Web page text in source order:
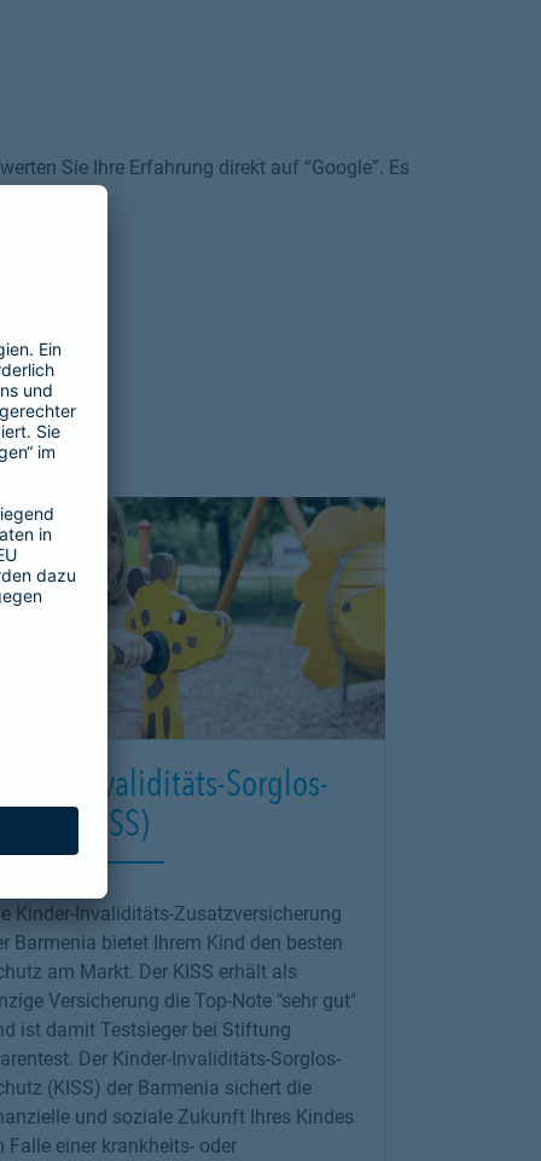
Sie Ihre Erfahrung direkt auf “Google”. Es
Invaliditäts-Sorglos-
Schutz (KISS)
Kinder-Invaliditäts-Zusatzversicherung
Barmenia bietet Ihrem Kind den besten
am Markt. Der KISS erhält als
Versicherung die Top-Note "sehr gut"
ist damit Testsieger bei Stiftung
Der Kinder-Invaliditäts-Sorglos-
(KISS) der Barmenia sichert die
und soziale Zukunft Ihres Kindes
Falle einer krankheits- oder